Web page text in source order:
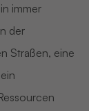
immer
der
Straßen, eine